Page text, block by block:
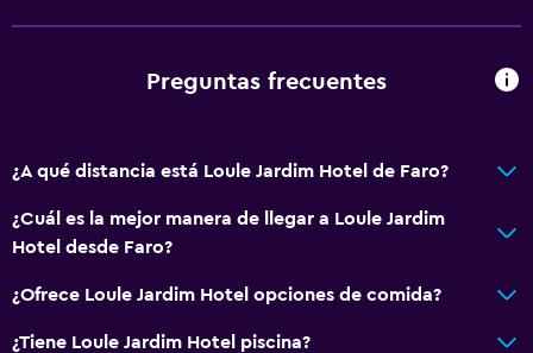
Preguntas frecuentes
¿A qué distancia está Loule Jardim Hotel de Faro?
¿Cuál es la mejor manera de llegar a Loule Jardim
Hotel desde Faro?
¿Ofrece Loule Jardim Hotel opciones de comida?
¿Tiene Loule Jardim Hotel piscina?